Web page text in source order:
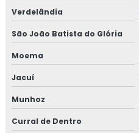
Verdelândia
São João Batista do Glória
Moema
Jacuí
Munhoz
Curral de Dentro